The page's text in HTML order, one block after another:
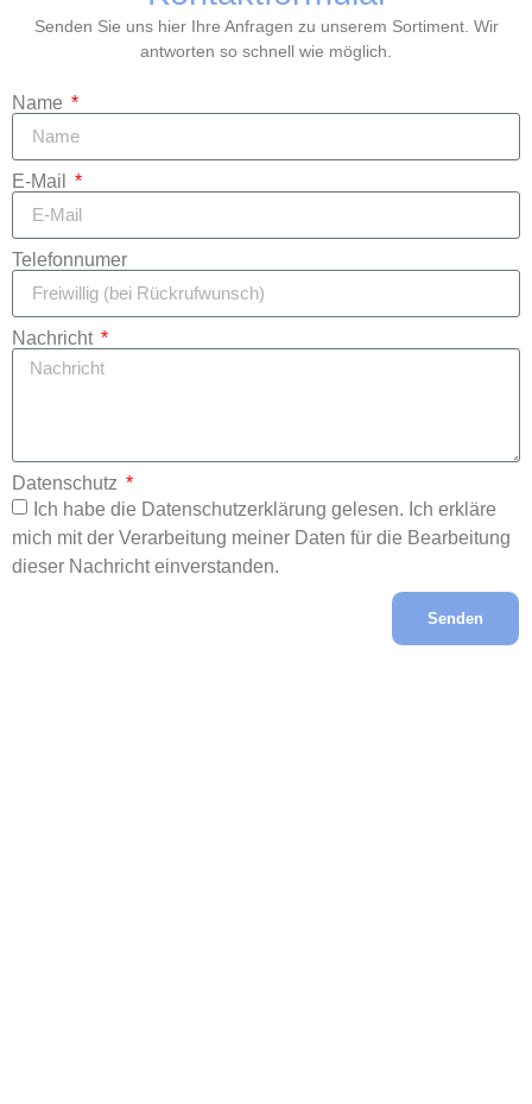
Senden Sie uns hier Ihre Anfragen zu unserem Sortiment. Wir
antworten so schnell wie möglich.
Name
E-Mail
Telefonnumer
Nachricht
Datenschutz
Ich habe die Datenschutzerklärung gelesen. Ich erkläre
mich mit der Verarbeitung meiner Daten für die Bearbeitung
dieser Nachricht einverstanden.
Senden